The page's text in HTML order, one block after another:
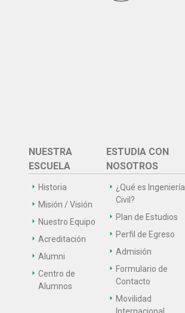
NUESTRA
ESCUELA
Historia
Misión / Visión
Nuestro Equipo
Acreditación
Alumni
Centro de
Alumnos
ESTUDIA CON
NOSOTROS
¿Qué es Ingeniería
Civil?
Plan de Estudios
Perfil de Egreso
Admisión
Formulario de
Contacto
Movilidad